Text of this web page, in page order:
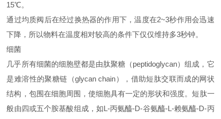
15℃。
通过均质阀后在经过换热器的作用下，温度在2~3秒作用会迅速
下降，所以物料在温度相对较高的条件下仅仅维持多3秒钟。
细菌
几乎所有细菌的细胞壁都是由肽聚糖（peptidoglycan）组成，它
是难溶性的聚糖链（glycan chain），借助短肽交联而成的网状
结构，包围在细胞周围，使细胞具有一定的形状和强度。短肽一
般由四或五个胺基酸组成，如L-丙氨醯-D-谷氨醯-L-赖氨醯-D-丙